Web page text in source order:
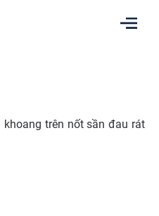
trên nốt sần đau rát